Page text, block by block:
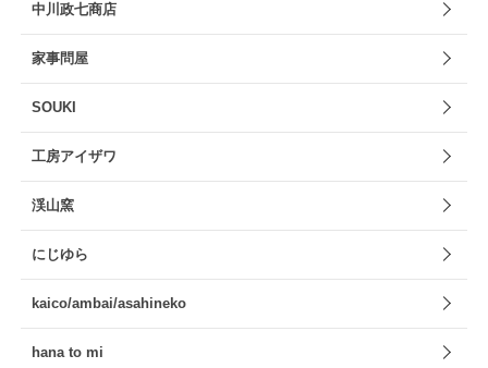
中川政七商店
家事問屋
SOUKI
工房アイザワ
渓山窯
にじゆら
kaico/ambai/asahineko
hana to mi